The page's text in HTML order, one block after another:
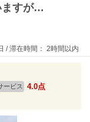
ますが…
/ 滞在時間： 2時間以内
ービス 4.0点